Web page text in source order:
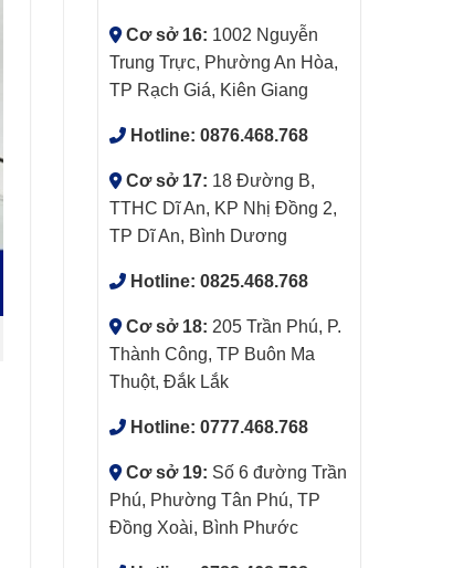
Cơ sở 16: 1002 Nguyễn
Trung Trực, Phường An Hòa,
TP Rạch Giá, Kiên Giang
Hotline: 0876.468.768
Cơ sở 17: 18 Đường B,
TTHC Dĩ An, KP Nhị Đồng 2,
TP Dĩ An, Bình Dương
Hotline: 0825.468.768
Cơ sở 18: 205 Trần Phú, P.
Thành Công, TP Buôn Ma
Thuột, Đắk Lắk
Hotline: 0777.468.768
Cơ sở 19: Số 6 đường Trần
Phú, Phường Tân Phú, TP
Đồng Xoài, Bình Phước